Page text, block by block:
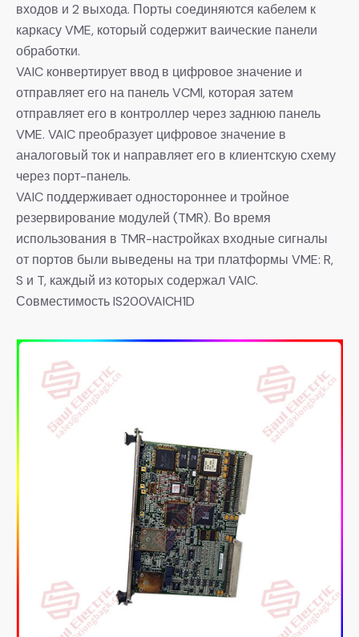
входов и 2 выхода. Порты соединяются кабелем к
каркасу VME, который содержит ваические панели
обработки.
VAIC конвертирует ввод в цифровое значение и
отправляет его на панель VCMI, которая затем
отправляет его в контроллер через заднюю панель
VME. VAIC преобразует цифровое значение в
аналоговый ток и направляет его в клиентскую схему
через порт-панель.
VAIC поддерживает одностороннее и тройное
резервирование модулей (TMR). Во время
использования в TMR-настройках входные сигналы
от портов были выведены на три платформы VME: R,
S и T, каждый из которых содержал VAIC.
Совместимость IS200VAICH1D